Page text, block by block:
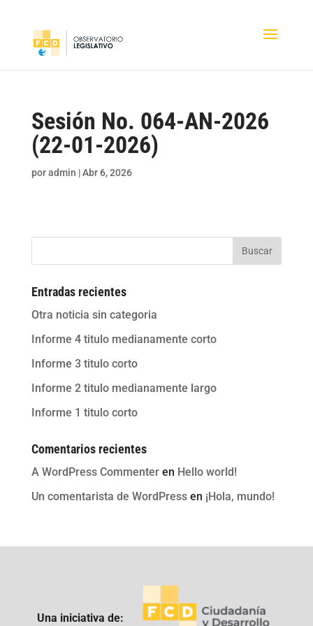
Sesión No. 064-AN-2026
(22-01-2026)
poradmin |Abr 6, 2026
Buscar
Entradas recientes
Otra noticia sin categoria
Informe 4 titulo medianamente corto
Informe 3 titulo corto
Informe 2 titulo medianamente largo
Informe 1 titulo corto
Comentarios recientes
A WordPress Commenteren Hello world!
Un comentarista de WordPressen ¡Hola, mundo!
Una iniciativa de: